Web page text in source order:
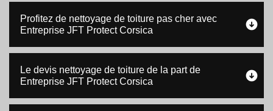
Profitez de nettoyage de toiture pas cher avec
Entreprise JFT Protect Corsica
Le devis nettoyage de toiture de la part de
Entreprise JFT Protect Corsica